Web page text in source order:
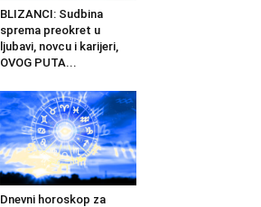
BLIZANCI: Sudbina
sprema preokret u
ljubavi, novcu i karijeri,
OVOG PUTA...
Dnevni horoskop za